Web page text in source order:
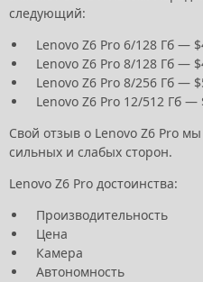
следующий:
Lenovo Z6 Pro 6/128 Гб —
Lenovo Z6 Pro 8/128 Гб —
Lenovo Z6 Pro 8/256 Гб —
Lenovo Z6 Pro 12/512 Гб —
Свой отзыв о Lenovo Z6 Pro
сильных и слабых сторон.
Lenovo Z6 Pro достоинства:
Производительность
Цена
Камера
Автономность